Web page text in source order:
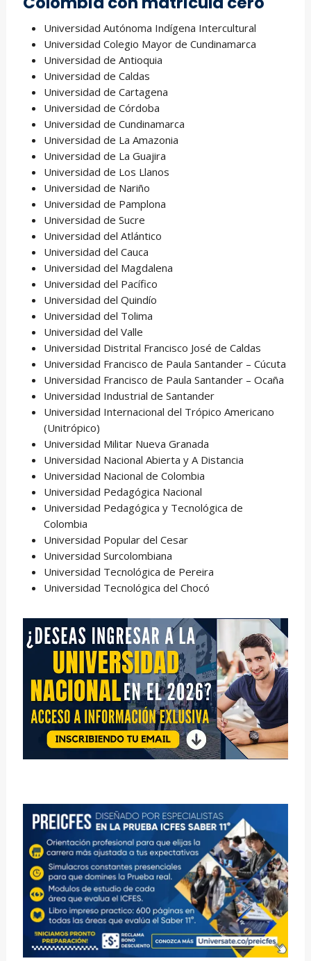
Universidad Autónoma Indígena Intercultural
Universidad Colegio Mayor de Cundinamarca
Universidad de Antioquia
Universidad de Caldas
Universidad de Cartagena
Universidad de Córdoba
Universidad de Cundinamarca
Universidad de La Amazonia
Universidad de La Guajira
Universidad de Los Llanos
Universidad de Nariño
Universidad de Pamplona
Universidad de Sucre
Universidad del Atlántico
Universidad del Cauca
Universidad del Magdalena
Universidad del Pacífico
Universidad del Quindío
Universidad del Tolima
Universidad del Valle
Universidad Distrital Francisco José de Caldas
Universidad Francisco de Paula Santander – Cúcuta
Universidad Francisco de Paula Santander – Ocaña
Universidad Industrial de Santander
Universidad Internacional del Trópico Americano
(Unitrópico)
Universidad Militar Nueva Granada
Universidad Nacional Abierta y A Distancia
Universidad Nacional de Colombia
Universidad Pedagógica Nacional
Universidad Pedagógica y Tecnológica de
Colombia
Universidad Popular del Cesar
Universidad Surcolombiana
Universidad Tecnológica de Pereira
Universidad Tecnológica del Chocó